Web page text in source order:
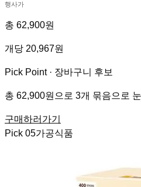
행사가
총 62,900원
개당 20,967원
Pick Point · 장바구니 후보
총 62,900원으로 3개 묶음으로
구매하러가기
Pick 05가공식품